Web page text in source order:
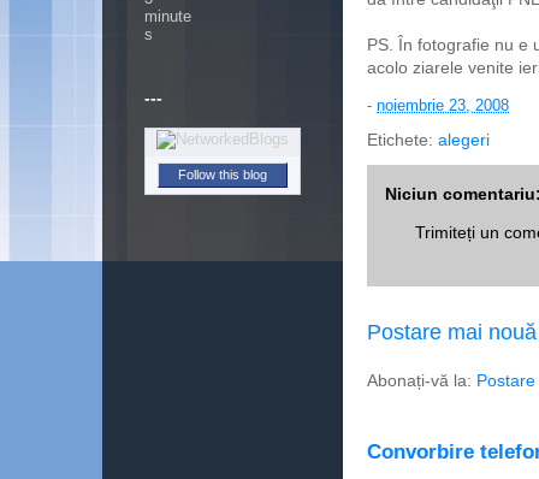
PS. În fotografie nu e
acolo ziarele venite
- noiembrie 23, 2008
Etichete: alegeri
Niciun
Trimiteți un
Postare mai nouă
Abonați-vă la:
Convorbire
---
Follow this blog